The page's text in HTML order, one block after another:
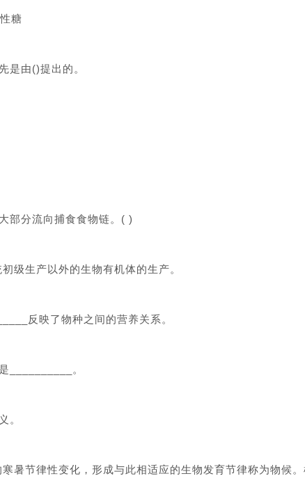
糖
是由()提出的。
部分流向捕食食物链。( )
级生产以外的生物有机体的生产。
反映了物种之间的营养关系。
__________。
。
暑节律性变化，形成与此相适应的生物发育节律称为物候